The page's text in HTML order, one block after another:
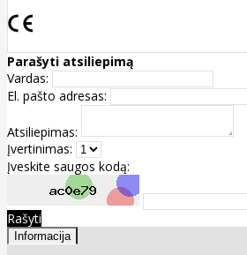
Parašyti atsiliepimą
Vardas:
El. pašto adresas:
Atsiliepimas:
Įvertinimas:
Įveskite saugos kodą:
Rašyti
Informacija